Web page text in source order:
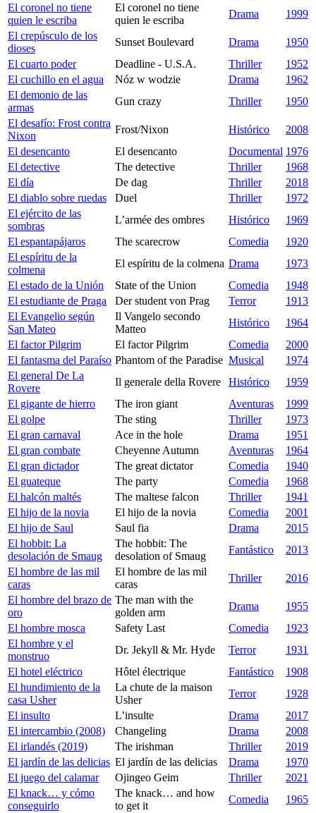
El coronel no tiene
quien le escriba
El coronel no tiene
quien le escriba
Drama
1999
El crepúsculo de los
dioses
Sunset Boulevard Drama
1950
El cuarto poder
Deadline - U.S.A. Thriller
1952
El cuchillo en el agua
Nóz w wodzie Drama
1962
El demonio de las
armas
Gun crazy Thriller
1950
El desafío: Frost contra
Nixon
Frost/Nixon Histórico
2008
El desencanto
El desencanto Documental 1976
El detective
The detective Thriller
1968
El día
De dag Thriller
2018
El diablo sobre ruedas
Duel Thriller
1972
El ejército de las
sombras
L’armée des ombres Histórico
1969
El espantapájaros
The scarecrow Comedia
1920
El espíritu de la
colmena
El espíritu de la colmena Drama
1973
El estado de la Unión
State of the Union Comedia
1948
El estudiante de Praga
Der student von Prag Terror
1913
El Evangelio según
San Mateo
Il Vangelo secondo
Matteo
Histórico
1964
El factor Pilgrim
El factor Pilgrim Comedia
2000
El fantasma del Paraíso Phantom of the Paradise Musical
1974
El general De La
Rovere
Il generale della Rovere Histórico
1959
El gigante de hierro
The iron giant Aventuras
1999
El golpe
The sting Thriller
1973
El gran carnaval
Ace in the hole Drama
1951
El gran combate
Cheyenne Autumn Aventuras
1964
El gran dictador
The great dictator Comedia
1940
El guateque
The party Comedia
1968
El halcón maltés
The maltese falcon Thriller
1941
El hijo de la novia
El hijo de la novia Comedia
2001
El hijo de Saul
Saul fia Drama
2015
El hobbit: La
desolación de Smaug
The hobbit: The
desolation of Smaug
Fantástico
2013
El hombre de las mil
caras
El hombre de las mil
caras
Thriller
2016
El hombre del brazo de
oro
The man with the
golden arm
Drama
1955
El hombre mosca
Safety Last Comedia
1923
El hombre y el
monstruo
Dr. Jekyll & Mr. Hyde Terror
1931
El hotel eléctrico
Hôtel électrique Fantástico
1908
El hundimiento de la
casa Usher
La chute de la maison
Usher
Terror
1928
El insulto
L’insulte Drama
2017
El intercambio (2008)
Changeling Drama
2008
El irlandés (2019)
The irishman Thriller
2019
El jardín de las delicias El jardín de las delicias Drama
1970
El juego del calamar
Ojingeo Geim Thriller
2021
El knack… y cómo
conseguirlo
The knack… and how
to get it
Comedia 1965